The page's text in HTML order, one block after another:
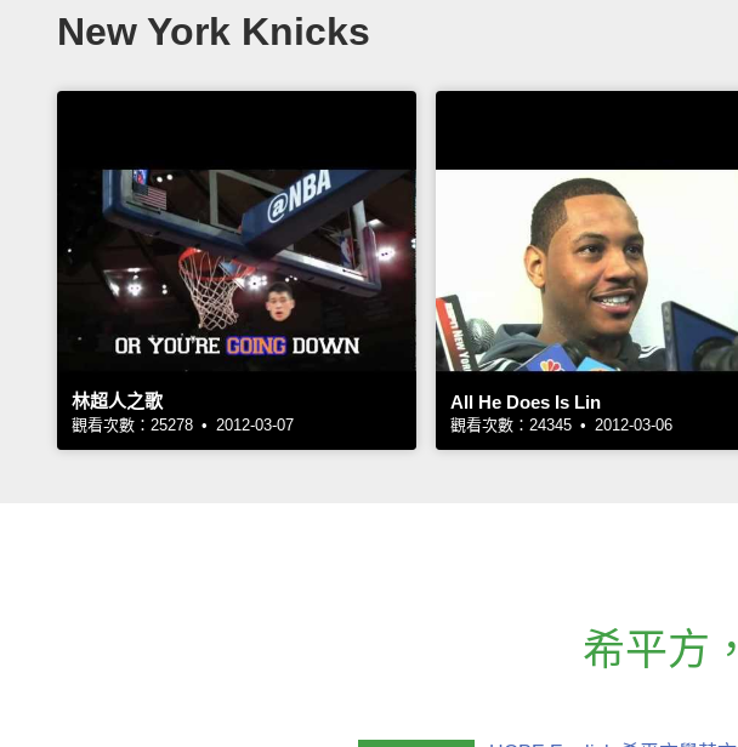
New York Knicks
林超人之歌
觀看次數：25278 • 2012-03-07
All He Does Is Lin
觀看次數：24345 • 2012-03-06
希平方 ，